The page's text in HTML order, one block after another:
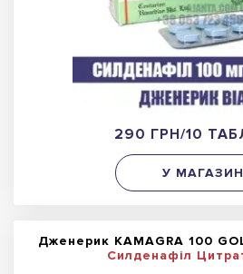
290 ГРН/10
У МАГАЗИН
Дженерик KAMAGRA 100
Силденафіл